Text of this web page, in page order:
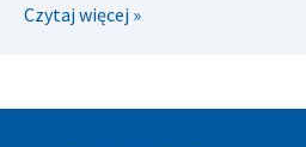
Czytaj więcej »